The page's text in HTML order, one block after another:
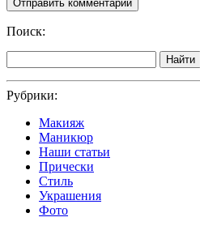
Поиск:
Найти
Рубрики:
Макияж
Маникюр
Наши статьи
Прически
Стиль
Украшения
Фото